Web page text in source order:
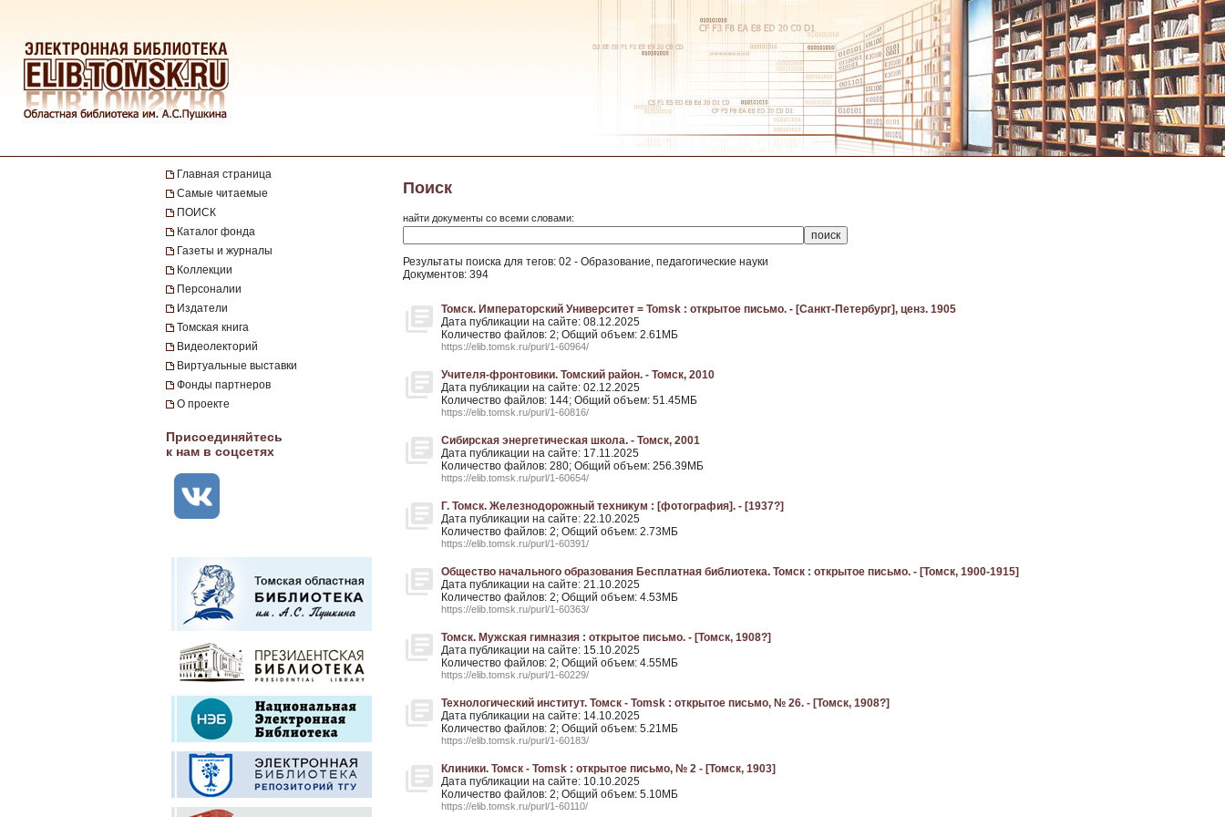
Главная страница
Самые читаемые
ПОИСК
Каталог фонда
Газеты и журналы
Коллекции
Персоналии
Издатели
Томская книга
Видеолекторий
Виртуальные выставки
Фонды партнеров
О проекте
Присоединяйтесь
к нам в соцсетях
Поиск
найти документы со всеми словами:
Результаты поиска для тегов: 02 - Образование, педагогические науки
Документов: 394
Томск. Императорский Университет = Tomsk : открытое письмо. - [Санкт-Петербург], ценз. 1905
Дата публикации на сайте: 08.12.2025
Количество файлов: 2; Общий объем: 2.61МБ
https://elib.tomsk.ru/purl/1-60964/
Учителя-фронтовики. Томский район. - Томск, 2010
Дата публикации на сайте: 02.12.2025
Количество файлов: 144; Общий объем: 51.45МБ
https://elib.tomsk.ru/purl/1-60816/
Сибирская энергетическая школа. - Томск, 2001
Дата публикации на сайте: 17.11.2025
Количество файлов: 280; Общий объем: 256.39МБ
https://elib.tomsk.ru/purl/1-60654/
Г. Томск. Железнодорожный техникум : [фотография]. - [1937?]
Дата публикации на сайте: 22.10.2025
Количество файлов: 2; Общий объем: 2.73МБ
https://elib.tomsk.ru/purl/1-60391/
Общество начального образования Бесплатная библиотека. Томск : открытое письмо. - [Томск, 1900-1915]
Дата публикации на сайте: 21.10.2025
Количество файлов: 2; Общий объем: 4.53МБ
https://elib.tomsk.ru/purl/1-60363/
Томск. Мужская гимназия : открытое письмо. - [Томск, 1908?]
Дата публикации на сайте: 15.10.2025
Количество файлов: 2; Общий объем: 4.55МБ
https://elib.tomsk.ru/purl/1-60229/
Технологический институт. Томск - Tomsk : открытое письмо, № 26. - [Томск, 1908?]
Дата публикации на сайте: 14.10.2025
Количество файлов: 2; Общий объем: 5.21МБ
https://elib.tomsk.ru/purl/1-60183/
Клиники. Томск - Tomsk : открытое письмо, № 2 - [Томск, 1903]
Дата публикации на сайте: 10.10.2025
Количество файлов: 2; Общий объем: 5.10МБ
https://elib.tomsk.ru/purl/1-60110/